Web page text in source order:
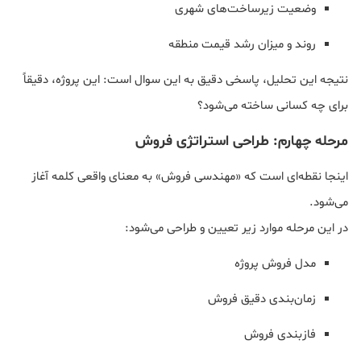
وضعیت زیرساخت‌های شهری
روند و میزان رشد قیمت منطقه
نتیجه این تحلیل، پاسخی دقیق به این سوال است: این پروژه، دقیقاً
برای چه کسانی ساخته می‌شود؟
مرحله چهارم: طراحی استراتژی فروش
اینجا نقطه‌ای است که «مهندسی فروش» به معنای واقعی کلمه آغاز
می‌شود.
در این مرحله موارد زیر تعیین و طراحی می‌شود:
مدل فروش پروژه
زمان‌بندی دقیق فروش
فازبندی فروش